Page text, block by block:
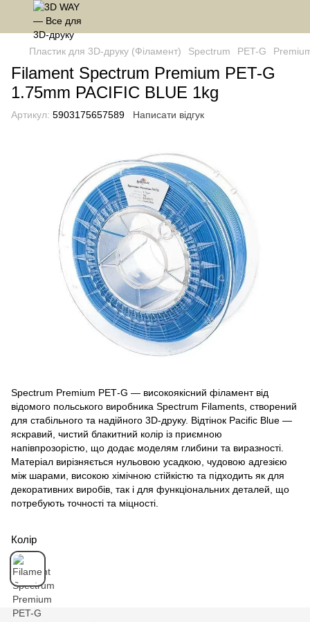
Пластик для 3D-друку (Філамент) Spectrum PET-G
Filament Spectrum Premium PET-G
1.75mm PACIFIC BLUE 1kg
Артикул: 5903175657589 Написати відгук
Spectrum Premium PET‑G — високоякісний філамент від
відомого польського виробника Spectrum Filaments, створений
для стабільного та надійного 3D‑друку. Відтінок Pacific Blue —
яскравий, чистий блакитний колір із приємною
напівпрозорістю, що додає моделям глибини та виразності.
Матеріал вирізняється нульовою усадкою, чудовою адгезією
між шарами, високою хімічною стійкістю та підходить як для
декоративних виробів, так і для функціональних деталей, що
потребують точності та міцності.
Колір